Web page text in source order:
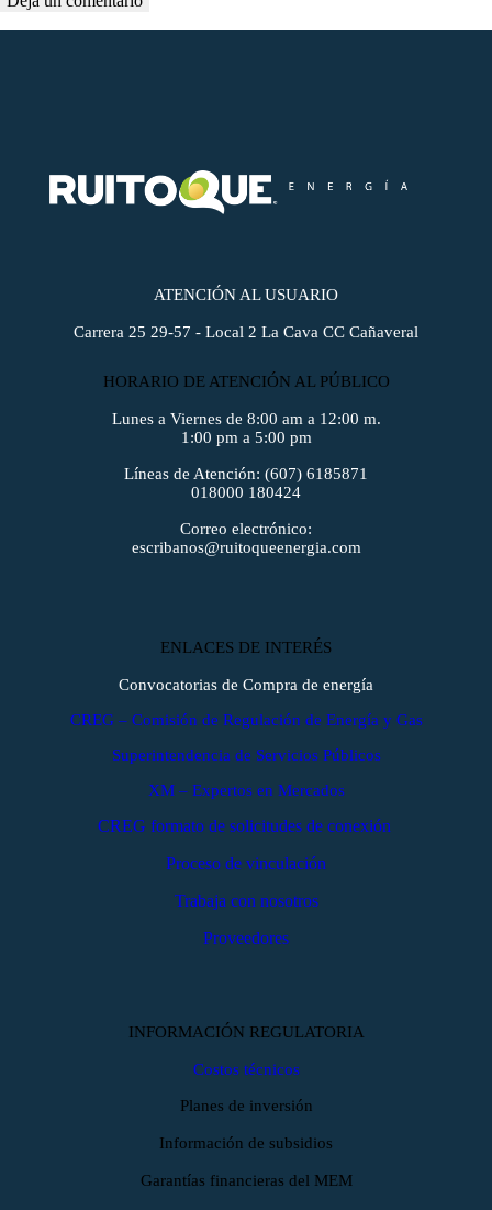
ATENCIÓN AL USUARIO
Carrera 25 29-57 - Local 2 La Cava CC Cañaveral
HORARIO DE ATENCIÓN AL PÚBLICO
Lunes a Viernes de 8:00 am a 12:00 m.
1:00 pm a 5:00 pm
Líneas de Atención: (607) 6185871
018000 180424
Correo electrónico:
escribanos@ruitoqueenergia.com
ENLACES DE INTERÉS
Convocatorias de Compra de energía
CREG – Comisión de Regulación de Energía y Gas
Superintendencia de Servicios Públicos
XM – Expertos en Mercados
CREG formato de solicitudes de conexión
Proceso de vinculación
Trabaja con nosotros
Proveedores
INFORMACIÓN REGULATORIA
Costos técnicos
Planes de inversión
Información de subsidios
Garantías financieras del MEM